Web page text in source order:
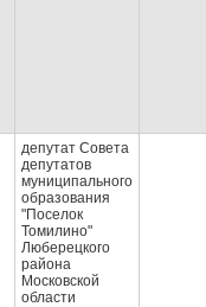
депутат Совета
депутатов
муниципального
образования
"Поселок
Томилино"
Люберецкого
района
Московской
области